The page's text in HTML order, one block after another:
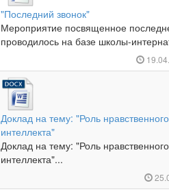
"Последний звонок"
Мероприятие посвященное
проводилось на базе школы-
Доклад на тему: "Роль
интеллекта"
Доклад на тему: "Роль
интеллекта"...